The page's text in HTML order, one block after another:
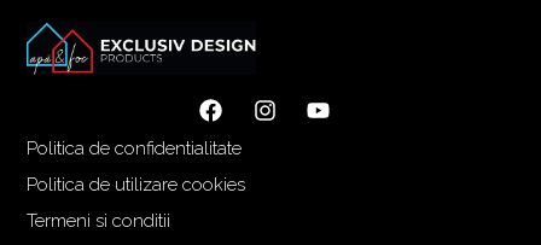
Politica de confidentialitate
Politica de utilizare cookies
Termeni si conditii